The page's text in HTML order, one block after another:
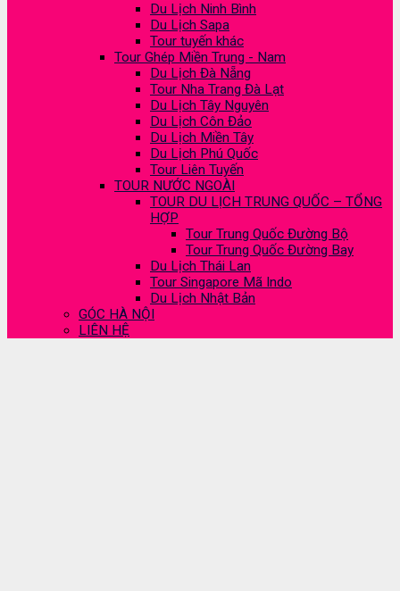
Du Lịch Ninh Bình
Du Lịch Sapa
Tour tuyến khác
Tour Ghép Miền Trung - Nam
Du Lịch Đà Nẵng
Tour Nha Trang Đà Lạt
Du Lịch Tây Nguyên
Du Lịch Côn Đảo
Du Lịch Miền Tây
Du Lịch Phú Quốc
Tour Liên Tuyến
TOUR NƯỚC NGOÀI
TOUR DU LỊCH TRUNG QUỐC – TỔNG
HỢP
Tour Trung Quốc Đường Bộ
Tour Trung Quốc Đường Bay
Du Lịch Thái Lan
Tour Singapore Mã Indo
Du Lịch Nhật Bản
GÓC HÀ NỘI
LIÊN HỆ